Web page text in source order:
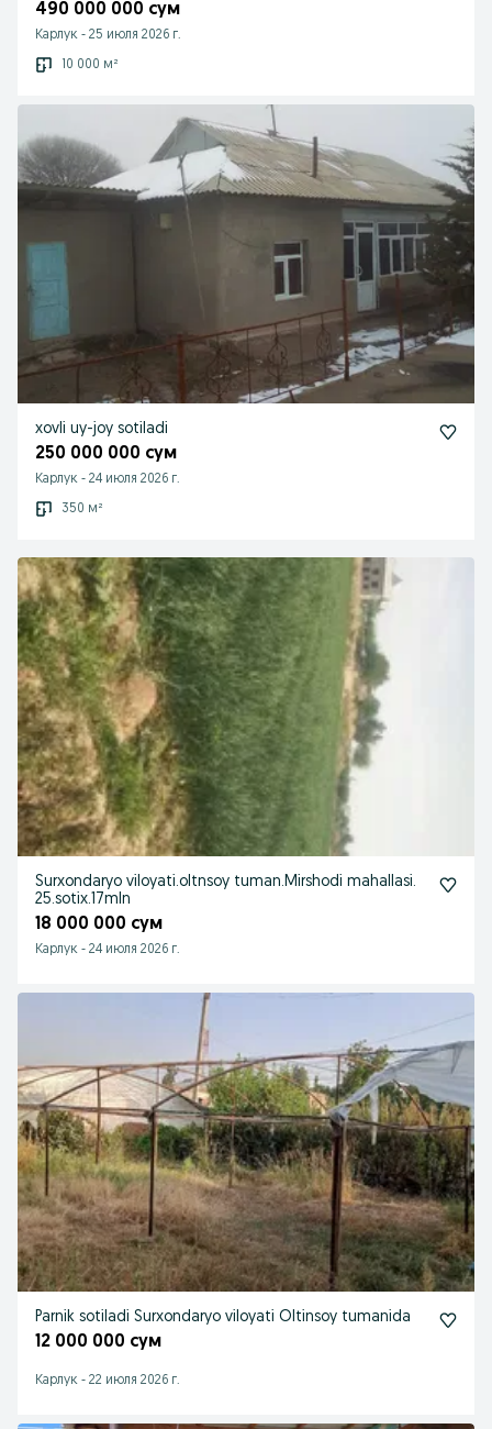
490 000 000 сум
Карлук - 25 июля 2026 г.
10 000 м²
xovli uy-joy sotiladi
250 000 000 сум
Карлук - 24 июля 2026 г.
350 м²
Surxondaryo viloyati.oltnsoy tuman.Mirshodi mahallasi.
25.sotix.17mln
18 000 000 сум
Карлук - 24 июля 2026 г.
Parnik sotiladi Surxondaryo viloyati Oltinsoy tumanida
12 000 000 сум
Карлук - 22 июля 2026 г.